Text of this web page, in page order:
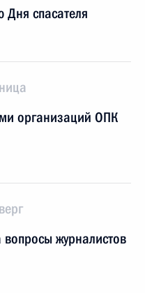
спасателя
организаций ОПК
журналистов